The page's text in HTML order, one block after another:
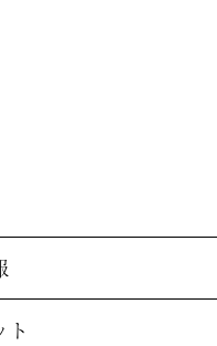
ト